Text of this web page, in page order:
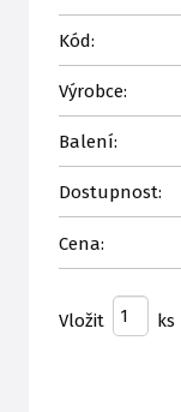
Kód:
Výrobce:
Balení:
Dostupnost:
Cena:
Vložit ks